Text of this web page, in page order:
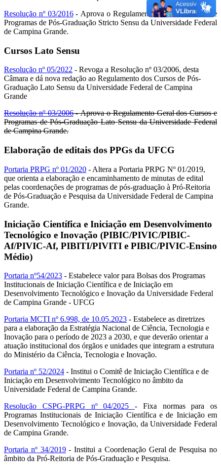
Resolução nº 03/2016- Aprova o Regulamento Geral dos Cursos e
Programas de Pós-Graduação Stricto Sensu da Universidade Federal
de Campina Grande.
Cursos Lato Sensu
Resolução nº 05/2022 - Revoga a Resolução nº 03/2006, desta
Câmara e dá nova redação ao Regulamento dos Cursos de Pós-
Graduação Lato Sensu da Universidade Federal de Campina
Grande
Resolução nº 03/2006- Aprova o Regulamento Geral dos Cursos e
Programas de Pós-Graduação Lato Sensu da Universidade Federal
de Campina Grande.
Elaboração de editais dos PPGs da UFCG
Portaria PRPG nº 01/2020 - Altera a Portaria PRPG Nº 01/2019,
que orienta a elaboração e encaminhamento de minutas de edital
pelas coordenações de programas de pós-graduação à Pró-Reitoria
de Pós-Graduação e Pesquisa da Universidade Federal de Campina
Grande.
Iniciação Científica e Iniciação em Desenvolvimento
Tecnológico e Inovação (PIBIC/PIVIC/PIBIC-
Af/PIVIC-Af, PIBITI/PIVITI e PIBIC/PIVIC-Ensino
Médio)
Portaria nº54/2023 - Estabelece valor para Bolsas dos Programas
Institucionais de Iniciação Científica e de Iniciação em
Desenvolvimento Tecnológico e Inovação da Universidade Federal
de Campina Grande - UFCG
Portaria MCTI nº 6.998, de 10.05.2023 - Estabelece as diretrizes
para a elaboração da Estratégia Nacional de Ciência, Tecnologia e
Inovação para o período de 2023 a 2030, e que deverão orientar a
atuação institucional dos órgãos e unidades que integram a estrutura
do Ministério da Ciência, Tecnologia e Inovação.
Portaria nº 52/2024 - Institui o Comitê de Iniciação Científica e de
Iniciação em Desenvolvimento Tecnológico no âmbito da
Universidade Federal de Campina Grande.
Resolução CSPG-PRPG nº 04/2025 - Fixa normas para os
Programas Institucionais de Iniciação Científica e de Iniciação em
Desenvolvimento Tecnológico e Inovação, da Universidade Federal
de Campina Grande.
Portaria nº 34/2019- Institui a Coordenação Geral de Pesquisa no
âmbito da Pró-Reitoria de Pós-Graduação e Pesquisa.